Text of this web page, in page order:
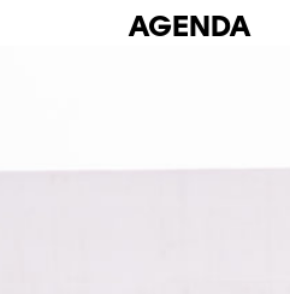
AGENDA